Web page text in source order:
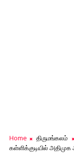
Home திருமங்கலம்
கள்ளிக்குடியில்